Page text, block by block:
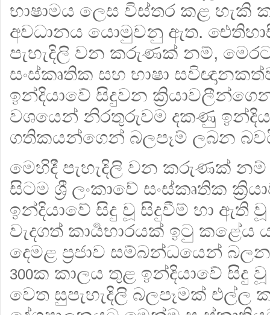
භාෂාමය ලෙස විස්තර කළ
අවධානය යොමුවනු ඇත.
පැහැදිලි වන කරුණක් නම්,
සංස්කෘතික සහ භාෂා
ඉන්දියාවේ සිදුවන
වශයෙන් නිරතුරුවම දකණු
ගතිකයන්ගෙන් බලපෑම් ලබන
මෙහිදී පැහැදිලි වන කරුණක් නම්
සිටම ශ්‍රී ලංකාවේ සංස්කෘතික
ඉන්දියාවේ සිදු වූ සිදුවීම් හා ඇති වූ
වැදගත් කාර්‍යභාරයක් ඉටු කළේය
දෙමළ ප්‍රජාව සම්බන්ධයෙන්
300ක කාලය තුළ ඉන්දියාවේ සිදු
වෙත සුපැහැදිලි බලපෑමක් එල්ල